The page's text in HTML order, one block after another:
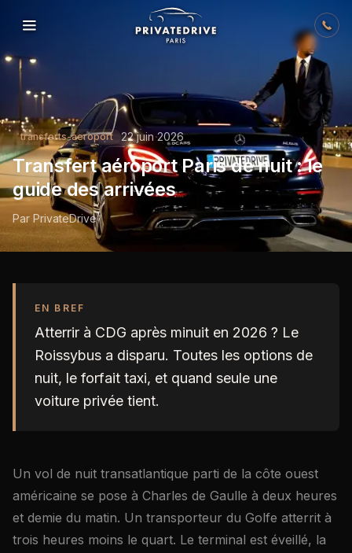
transferts-aeroport 22 juin 2026
Transfert aéroport Paris de nuit : le
guide des arrivées
Par PrivateDrive
EN BREF
Atterrir à CDG après minuit en 2026 ? Le
Roissybus a disparu. Toutes les options de
nuit, le forfait taxi, et quand seule une
voiture privée tient.
Un vol de nuit transatlantique parti de la côte ouest
américaine se pose à Charles de Gaulle à deux heures
et demie du matin. Un transporteur du Golfe atterrit à
trois heures moins le quart. Le terminal est éveillé, la